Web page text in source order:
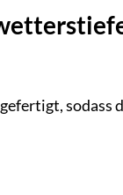
sodass